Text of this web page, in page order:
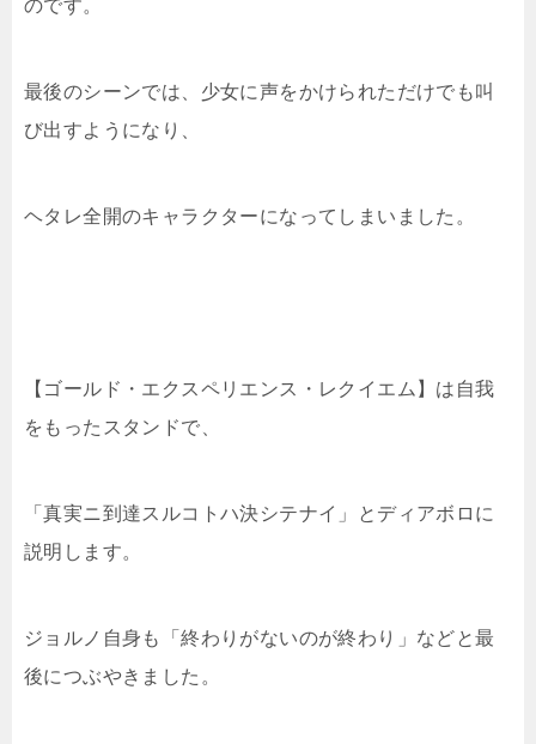
のです。
最後のシーンでは、少女に声をかけられただけでも叫
び出すようになり、
ヘタレ全開のキャラクターになってしまいました。
【ゴールド・エクスペリエンス・レクイエム】は自我
をもったスタンドで、
「真実ニ到達スルコトハ決シテナイ」とディアボロに
説明します。
ジョルノ自身も「終わりがないのが終わり」などと最
後につぶやきました。